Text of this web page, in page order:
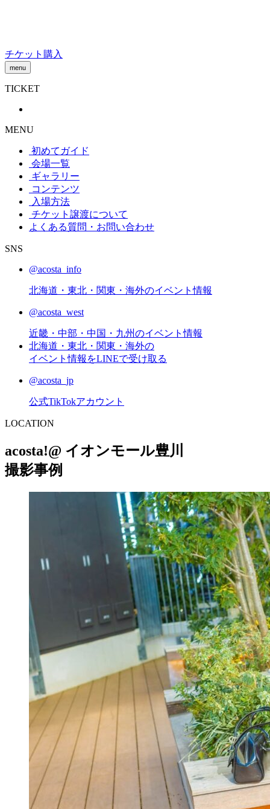
チケット購入
menu
TICKET
MENU
初めてガイド
会場一覧
ギャラリー
コンテンツ
入場方法
チケット譲渡について
よくある質問・お問い合わせ
SNS
@acosta_info
北海道・東北・関東・海外のイベント情報
@acosta_west
近畿・中部・中国・九州のイベント情報
北海道・東北・関東・海外の
イベント情報をLINEで受け取る
@acosta_jp
公式TikTokアカウント
LOCATION
acosta!@ イオンモール豊川
撮影事例